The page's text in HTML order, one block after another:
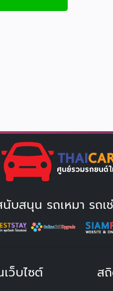
นับสนุน รถเหมา รถ
ว็บไซต์ ส